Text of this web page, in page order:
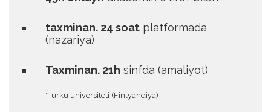
taxminan. 24 soat platformada
(nazariya)
Taxminan. 21h sinfda (amaliyot)
*Turku universiteti (Finlyandiya)